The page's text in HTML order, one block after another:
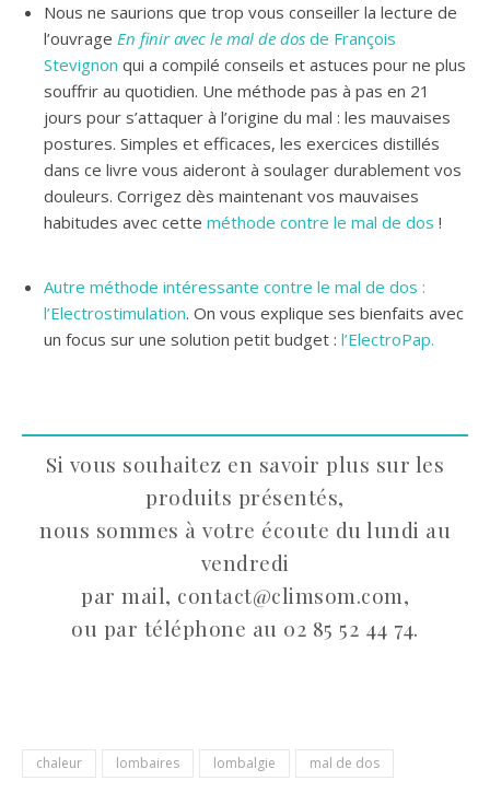
Nous ne saurions que trop vous conseiller la lecture de
l’ouvrage En finir avec le mal de dos de François
Stevignon qui a compilé conseils et astuces pour ne plus
souffrir au quotidien. Une méthode pas à pas en 21
jours pour s’attaquer à l’origine du mal : les mauvaises
postures. Simples et efficaces, les exercices distillés
dans ce livre vous aideront à soulager durablement vos
douleurs. Corrigez dès maintenant vos mauvaises
habitudes avec cette méthode contre le mal de dos !
Autre méthode intéressante contre le mal de dos :
l’Electrostimulation. On vous explique ses bienfaits avec
un focus sur une solution petit budget : l’ElectroPap.
Si vous souhaitez en savoir plus sur les
produits présentés,
nous sommes à votre écoute du lundi au
vendredi
par mail, contact@climsom.com,
ou par téléphone au 02 85 52 44 74.
chaleur lombaires lombalgie mal de dos